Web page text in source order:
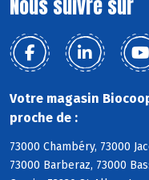
Nous suivre sur
Votre magasin
proche de :
73000 Chambéry, 73000
73000 Barberaz, 73000